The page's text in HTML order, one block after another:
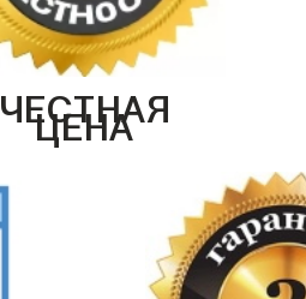
ЧЕСТНАЯ
ЦЕНА